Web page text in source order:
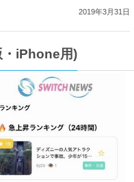
2019年3月31日
iPhone用)